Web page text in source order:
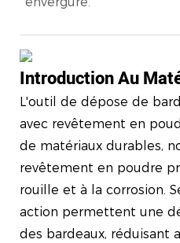
Introduction Au
L'outil de dépose de
avec revêtement en
de matériaux durables,
revêtement en poudre
rouille et à la corrosion.
action permettent une
des bardeaux, réduisant